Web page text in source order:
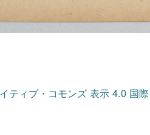
ティブ・コモンズ 表示 4.0 国